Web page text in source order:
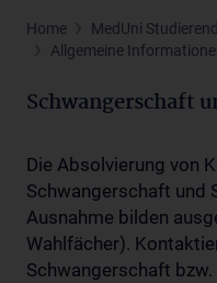
Home MedUni
Allgemeine
Schwangerschaft
Die Absolvierung von
Schwangerschaft und
Ausnahme bilden
Wahlfächer).
Schwangerschaft